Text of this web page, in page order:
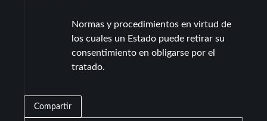
Normas y procedimientos en virtud de
los cuales un Estado puede retirar su
consentimiento en obligarse por el
tratado.
Compartir